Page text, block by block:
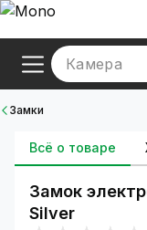
Камера
Замки
Всё о товаре
Замок
Silver